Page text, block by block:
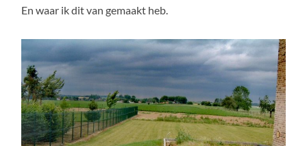
En waar ik dit van gemaakt heb.